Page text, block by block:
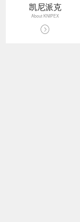
凯尼派克
About KNIPEX